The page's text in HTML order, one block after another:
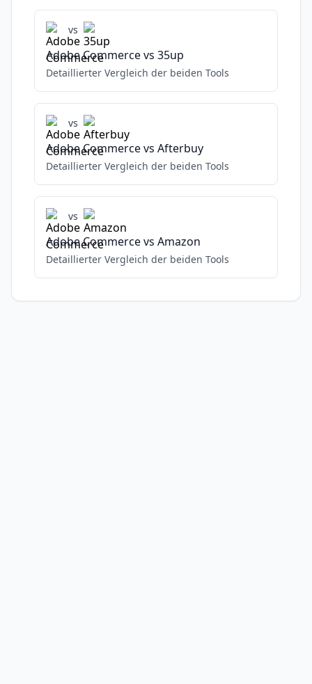
vs
Adobe Commercevs 35up
Detaillierter Vergleich der beiden Tools
vs
Adobe Commercevs Afterbuy
Detaillierter Vergleich der beiden Tools
vs
Adobe Commercevs Amazon
Detaillierter Vergleich der beiden Tools